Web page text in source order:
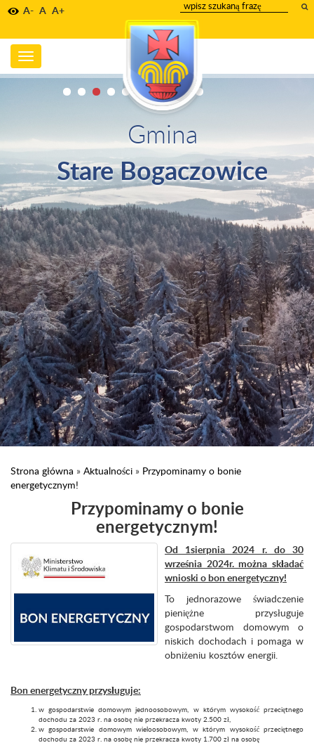
A- A A+
wpisz
szukany
tekst
Toggle
navigation
Gmina
Stare Bogaczowice
Strona główna » Aktualności » Przypominamy o bonie
energetycznym!
Przypominamy o bonie
energetycznym!
Od 1sierpnia 2024 r. do 30
września 2024r. można składać
wnioski o bon energetyczny!
To jednorazowe świadczenie
pieniężne przysługuje
gospodarstwom domowym o
niskich dochodach i pomaga w
obniżeniu kosztów energii.
Bon energetyczny przysługuje:
w gospodarstwie domowym jednoosobowym, w którym wysokość przeciętnego
dochodu za 2023 r. na osobę nie przekracza kwoty 2.500 zł,
w gospodarstwie domowym wieloosobowym, w którym wysokość przeciętnego
dochodu za 2023 r. na osobę nie przekracza kwoty 1.700 zł na osobę